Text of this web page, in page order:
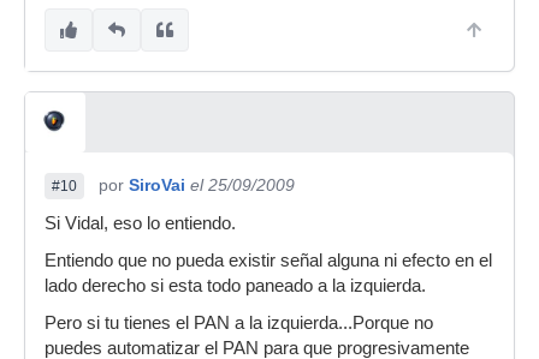
#10 por SiroVai el 25/09/2009
Si Vidal, eso lo entiendo.
Entiendo que no pueda existir señal alguna ni efecto en el
lado derecho si esta todo paneado a la izquierda.
Pero si tu tienes el PAN a la izquierda...Porque no
puedes automatizar el PAN para que progresivamente